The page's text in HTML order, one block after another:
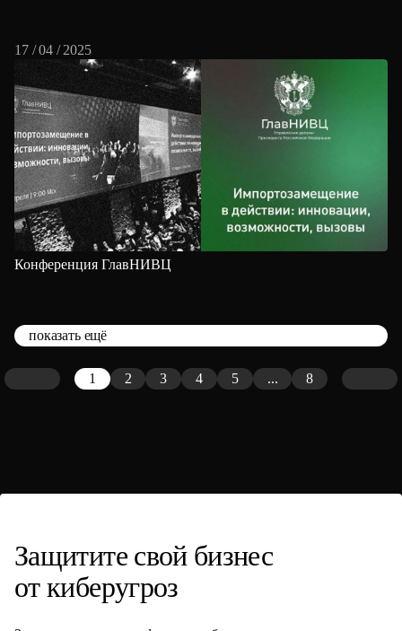
17 / 04 / 2025
Конференция ГлавНИВЦ
показать ещё
1 2 3 4 5 ... 8
Защитите свой бизнес
от киберугроз